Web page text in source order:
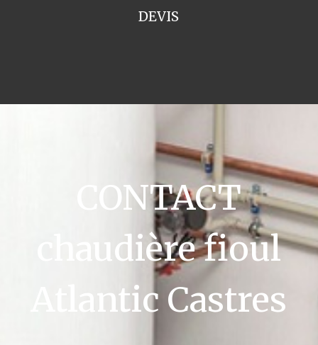
DEVIS
CONTACT
chaudière fioul
Atlantic Castres